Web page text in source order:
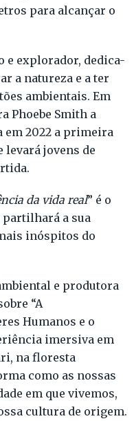
para alcançar o
e explorador, dedica-
a natureza e a ter
ambientais. Em
Phoebe Smith a
em 2022 a primeira
levará jovens de
da vida real” é o
partilhará a sua
inóspitos do
e produtora
“A
Humanos e o
imersiva em
na floresta
como as nossas
em que vivemos,
cultura de origem.